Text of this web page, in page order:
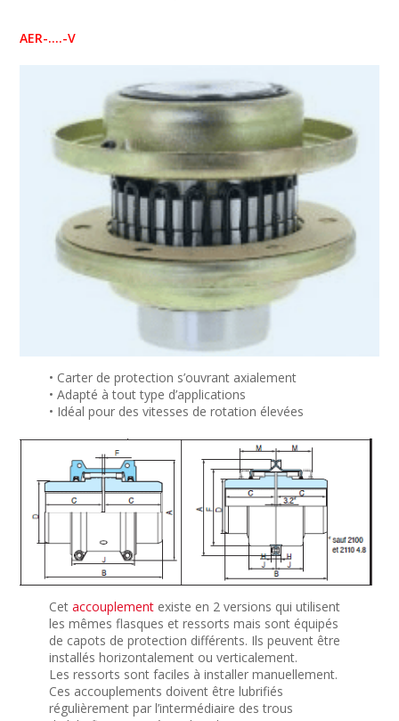
AER-….-V
• Carter de protection s’ouvrant axialement
• Adapté à tout type d’applications
• Idéal pour des vitesses de rotation élevées
Cet accouplementexiste en 2 versions qui utilisent
les mêmes flasques et ressorts mais sont équipés
de capots de protection différents. Ils peuvent être
installés horizontalement ou verticalement.
Les ressorts sont faciles à installer manuellement.
Ces accouplements doivent être lubrifiés
régulièrement par l’intermédiaire des trous